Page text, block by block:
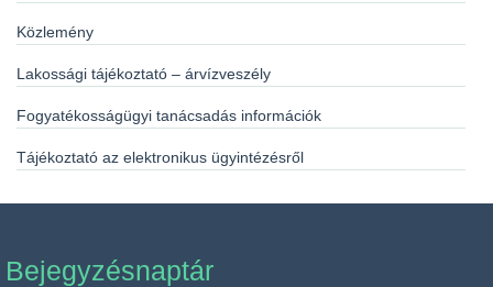
Közlemény
Lakossági tájékoztató – árvízveszély
Fogyatékosságügyi tanácsadás információk
Tájékoztató az elektronikus ügyintézésről
Bejegyzésnaptár